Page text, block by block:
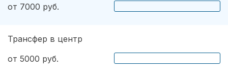
от 7000 руб.
Трансфер в центр
от 5000 руб.